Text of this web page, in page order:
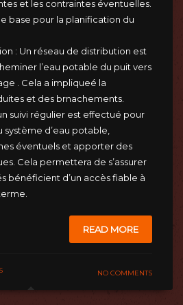
et les contraintes éventuelles.
base pour la planification du
: Un réseau de distribution est
l’eau potable du puit vers
. Cela a impliqueé la
et des brnachements.
suivi régulier est effectué pour
système d’eau potable,
éventuels et apporter des
Cela permettera de s’assurer
bénéficient d’un accès fiable à
READ MORE
NO COMMENTS